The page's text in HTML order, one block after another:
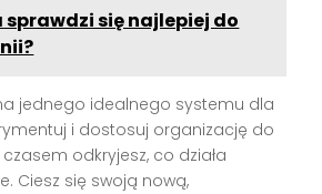
się najlepiej do
jednego idealnego systemu dla
i dostosuj organizację do
odkryjesz, co działa
Ciesz się swoją nową,